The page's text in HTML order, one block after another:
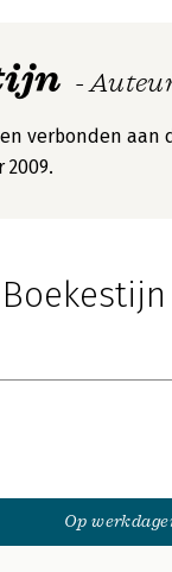
-
verbonden
Op